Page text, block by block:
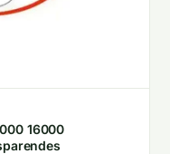
16000